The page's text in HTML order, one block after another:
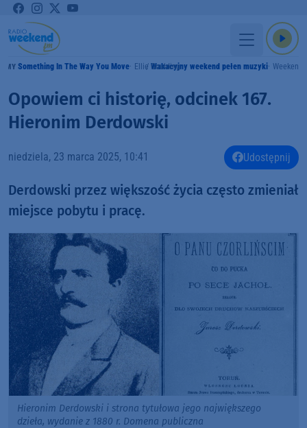
Something In The Way You Move Ellie Goulding
Wakacyjny weekend pełen muzyki Weekend
Opowiem ci historię, odcinek 167.
Hieronim Derdowski
niedziela, 23 marca 2025, 10:41 Udostępnij
Derdowski przez większość życia często zmieniał
miejsce pobytu i pracę.
Hieronim Derdowski i strona tytułowa jego największego
dzieła, wydanie z 1880 r. Domena publiczna